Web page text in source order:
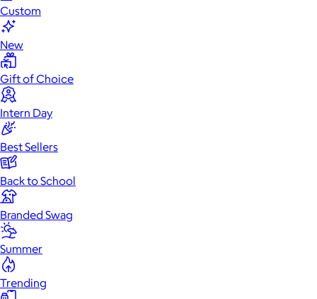
Custom
New
Gift of Choice
Intern Day
Best Sellers
Back to School
Branded Swag
Summer
Trending